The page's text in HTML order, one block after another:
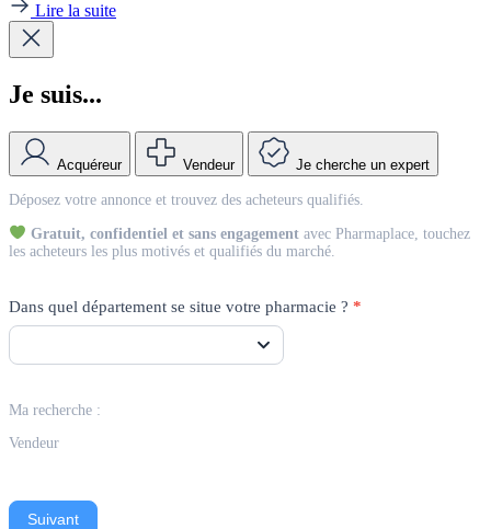
Lire la suite
Je suis...
Acquéreur Vendeur Je cherche un expert
Vendeur
Déposez votre annonce et trouvez des acheteurs qualifiés.
Gratuit, confidentiel et sans engagement avec Pharmaplace, touchez
les acheteurs les plus motivés et qualifiés du marché.
Dans quel département se situe votre pharmacie ? *
Ma recherche :
Vendeur
Suivant